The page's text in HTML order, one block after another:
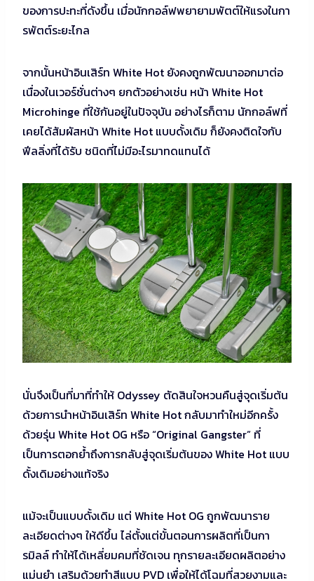
ของการปะทะที่ดังขึ้น เมื่อนักกอล์ฟพยายามพัตต์ให้แรงในกา
รพัตต์ระยะไกล
จากนั้นหน้าอินเสิร์ท White Hot ยังคงถูกพัฒนาออกมาต่อ
เนื่องในเวอร์ชั่นต่างๆ ยกตัวอย่างเช่น หน้า White Hot
Microhinge ที่ใช้กันอยู่ในปัจจุบัน อย่างไรก็ตาม นักกอล์ฟที่
เคยได้สัมผัสหน้า White Hot แบบดั้งเดิม ก็ยังคงติดใจกับ
ฟีลลิ่งที่ได้รับ ชนิดที่ไม่มีอะไรมาทดแทนได้
นั่นจึงเป็นที่มาที่ทำให้ Odyssey ตัดสินใจหวนคืนสู่จุดเริ่มต้น
ด้วยการนำหน้าอินเสิร์ท White Hot กลับมาทำใหม่อีกครั้ง
ด้วยรุ่น White Hot OG หรือ “Original Gangster” ที่
เป็นการตอกย้ำถึงการกลับสู่จุดเริ่มต้นของ White Hot แบบ
ดั้งเดิมอย่างแท้จริง
แม้จะเป็นแบบดั้งเดิม แต่ White Hot OG ถูกพัฒนาราย
ละเอียดต่างๆ ให้ดีขึ้น ไล่ตั้งแต่ขั้นตอนการผลิตที่เป็นกา
รมิลล์ ทำให้ได้เหลี่ยมคมที่ชัดเจน ทุกรายละเอียดผลิตอย่าง
แม่นยำ เสริมด้วยทำสีแบบ PVD เพื่อให้ได้โฉมที่สวยงามและ